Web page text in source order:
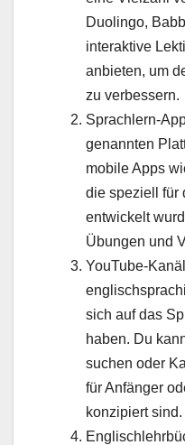
Duolingo,
interaktive
anbieten, um
zu verbessern.
Sprachlern-
genannten
mobile Apps
die speziell für
entwickelt
Übungen und
YouTube-
sich auf das
haben. Du
suchen oder
für Anfänger
konzipiert sind.